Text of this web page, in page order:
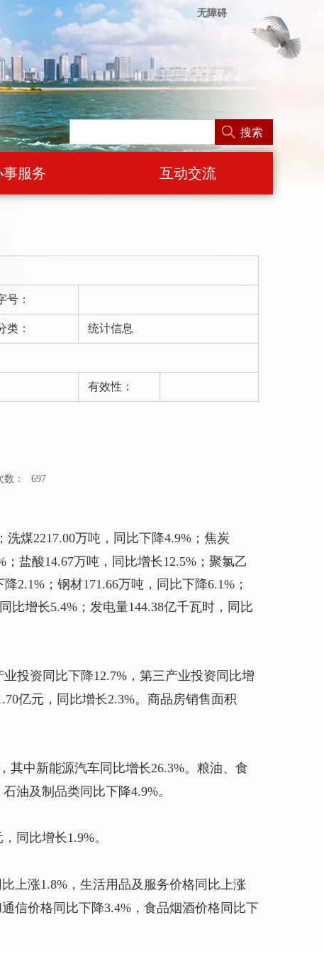
无障碍
搜索
事服务 互动交流
号：
类： 统计信息
有效性：
： 697
煤2217.00万吨，同比下降4.9%；焦炭
盐酸14.67万吨，同比增长12.5%；聚氯乙
2.1%；钢材171.66万吨，同比下降6.1%；
比增长5.4%；发电量144.38亿千瓦时，同比
投资同比下降12.7%，第三产业投资同比增
亿元，同比增长2.3%。商品房销售面积
其中新能源汽车同比增长26.3%。粮油、食
油及制品类同比下降4.9%。
同比增长1.9%。
上涨1.8%，生活用品及服务价格同比上涨
信价格同比下降3.4%，食品烟酒价格同比下